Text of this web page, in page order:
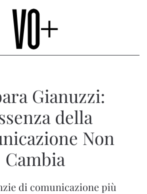
Gianuzzi:
della
Non
Cambia
di comunicazione più